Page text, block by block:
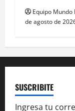
Equipo Mundo
de agosto de
SUSCRIBITE
Ingresa tu